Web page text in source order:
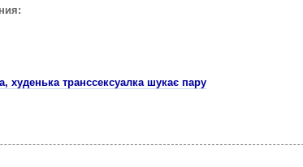
худенька транссексуалка шукає пару